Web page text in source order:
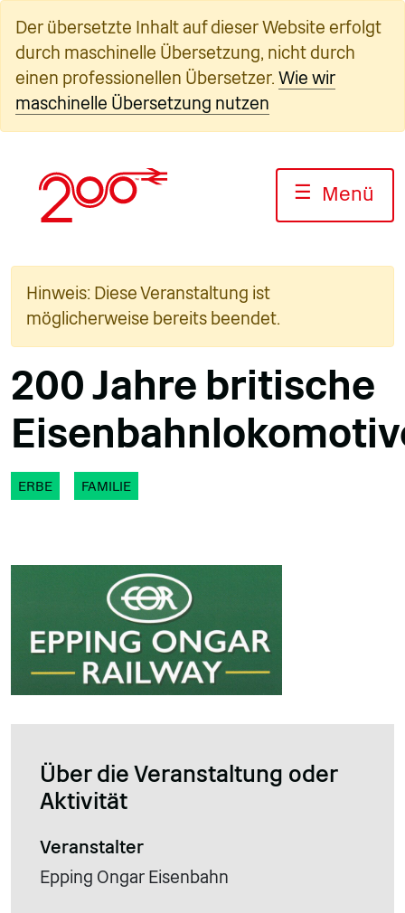
Inhalt
springen
Der übersetzte Inhalt auf dieser Website erfolgt
durch maschinelle Übersetzung, nicht durch
einen professionellen Übersetzer. Wie wir
maschinelle Übersetzung nutzen
☰ Menü
Hinweis: Diese Veranstaltung ist
möglicherweise bereits beendet.
200 Jahre britische
ERBE FAMILIE
Über die Veranstaltung oder
Aktivität
Veranstalter
Epping Ongar Eisenbahn